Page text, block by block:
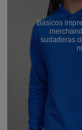
Básicos
sudaderas